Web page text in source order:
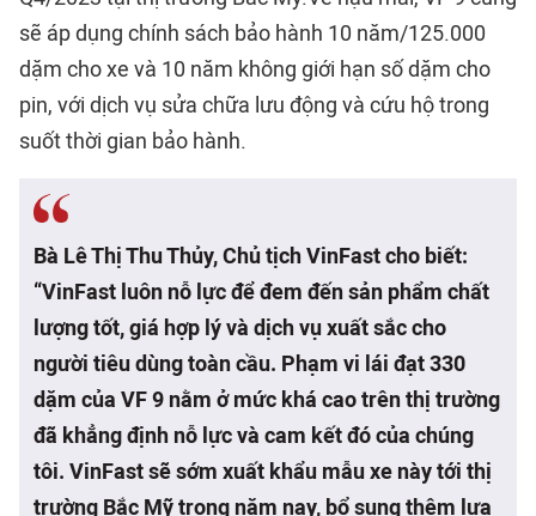
sẽ áp dụng chính sách bảo hành 10 năm/125.000
dặm cho xe và 10 năm không giới hạn số dặm cho
pin, với dịch vụ sửa chữa lưu động và cứu hộ trong
suốt thời gian bảo hành.
Bà Lê Thị Thu Thủy, Chủ tịch VinFast cho biết:
“VinFast luôn nỗ lực để đem đến sản phẩm chất
lượng tốt, giá hợp lý và dịch vụ xuất sắc cho
người tiêu dùng toàn cầu. Phạm vi lái đạt 330
dặm của VF 9 nằm ở mức khá cao trên thị trường
đã khẳng định nỗ lực và cam kết đó của chúng
tôi. VinFast sẽ sớm xuất khẩu mẫu xe này tới thị
trường Bắc Mỹ trong năm nay, bổ sung thêm lựa